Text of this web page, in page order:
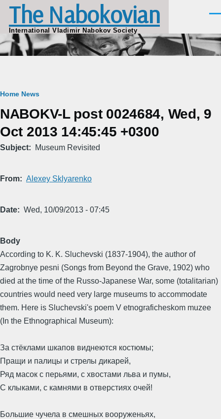
Skip to main content
The Nabokovian
International Vladimir Nabokov Society
Breadcrumb
Home News
NABOKV-L post 0024684, Wed, 9
Oct 2013 14:45:45 +0300
Subject Museum Revisited
From Alexey Sklyarenko
Date Wed, 10/09/2013 - 07:45
Body
According to K. K. Sluchevski (1837-1904), the author of
Zagrobnye pesni (Songs from Beyond the Grave, 1902) who
died at the time of the Russo-Japanese War, some (totalitarian)
countries would need very large museums to accommodate
them. Here is Sluchevski's poem V etnograficheskom muzee
(In the Ethnographical Museum):
За стёклами шкапов виднеются костюмы;
Пращи и палицы и стрелы дикарей,
Ряд масок с перьями, с хвостами льва и пумы,
С клыками, с камнями в отверстиях очей!
Большие чучела в смешных вооруженьях,